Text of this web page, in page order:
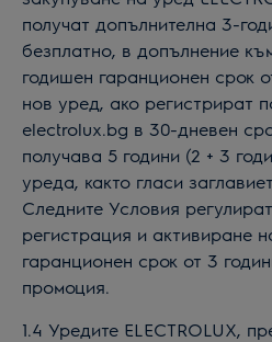
получат допълнителна 3-
безплатно, в допълнение
годишен гаранционен срок
нов уред, ако регистрират
electrolux.bg в 30-дневен
получава 5 години (2 + 3
уреда, както гласи
Следните Условия
регистрация и активиране
гаранционен срок от 3
промоция.
1.4 Уредите ELECTROLUX,